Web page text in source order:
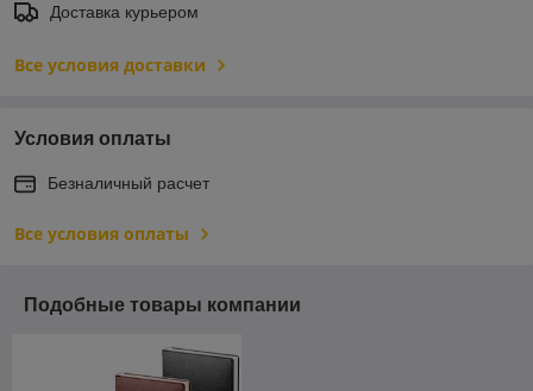
Доставка курьером
Все условия доставки
Условия оплаты
Безналичный расчет
Все условия оплаты
Подобные товары компании